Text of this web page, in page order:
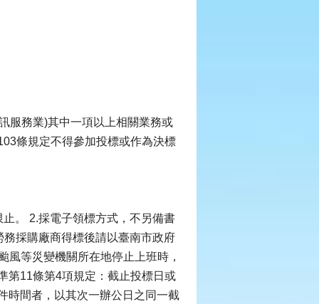
服務業)其中一項以上相關業務或
條規定不得參加投標或作為決標
。 2.採電子領標方式，不另備書
採購廠商得標後請以臺南市政府
風等災變機關所在地停止上班時，
第11條第4項規定：截止投標日或
時間者，以其次一辦公日之同一截